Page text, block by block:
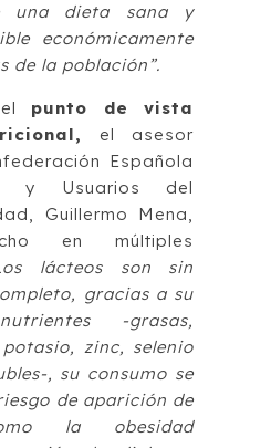
una dieta sana y
económicamente
de la población”.
punto de vista
el asesor
Española
y Usuarios del
Guillermo Mena,
en múltiples
lácteos son sin
gracias a su
-grasas,
zinc, selenio
, su consumo se
de aparición de
la obesidad